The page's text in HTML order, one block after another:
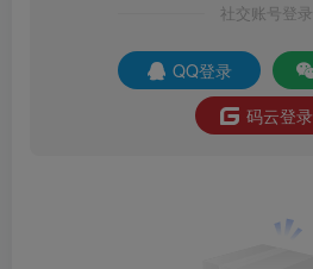
社交账号登录
QQ登录
码云登录